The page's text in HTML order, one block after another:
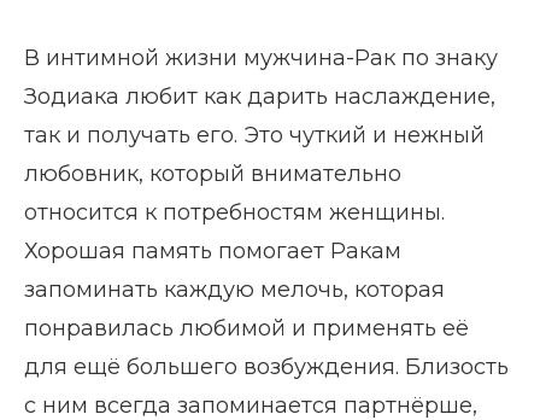
В интимной жизни мужчина-Рак по знаку
Зодиака любит как дарить наслаждение,
так и получать его. Это чуткий и нежный
любовник, который внимательно
относится к потребностям женщины.
Хорошая память помогает Ракам
запоминать каждую мелочь, которая
понравилась любимой и применять её
для ещё большего возбуждения. Близость
с ним всегда запоминается партнёрше,